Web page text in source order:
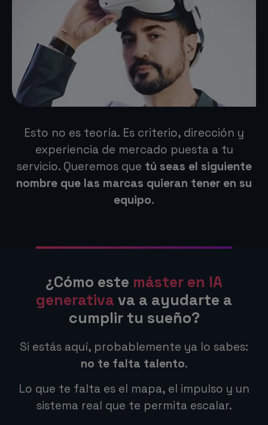
Esto no es teoría. Es criterio, dirección y
experiencia de mercado puesta a tu
servicio. Queremos que tú seas el siguiente
nombre que las marcas quieran tener en su
equipo.
¿Cómo este máster en IA
generativa va a ayudarte a
cumplir tu sueño?
Si estás aquí, probablemente ya lo sabes:
no te falta talento.
Lo que te falta es el mapa, el impulso y un
sistema real que te permita escalar.